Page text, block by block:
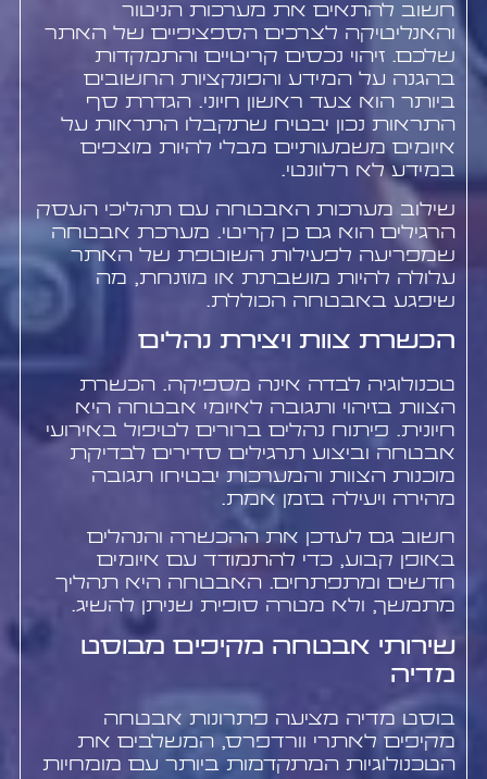
חשוב להתאים את מערכות הניטור
והאנליטיקה לצרכים הספציפיים של האתר
שלכם. זיהוי נכסים קריטיים והתמקדות
בהגנה על המידע והפונקציות החשובים
ביותר הוא צעד ראשון חיוני. הגדרת סף
התראות נכון יבטיח שתקבלו התראות על
איומים משמעותיים מבלי להיות מוצפים
במידע לא רלוונטי.
שילוב מערכות האבטחה עם תהליכי העסק
הרגילים הוא גם כן קריטי. מערכת אבטחה
שמפריעה לפעילות השוטפת של האתר
עלולה להיות מושבתת או מוזנחת, מה
שיפגע באבטחה הכוללת.
הכשרת צוות ויצירת נהלים
טכנולוגיה לבדה אינה מספיקה. הכשרת
הצוות בזיהוי ותגובה לאיומי אבטחה היא
חיונית. פיתוח נהלים ברורים לטיפול באירועי
אבטחה וביצוע תרגילים סדירים לבדיקת
מוכנות הצוות והמערכות יבטיחו תגובה
מהירה ויעילה בזמן אמת.
חשוב גם לעדכן את ההכשרה והנהלים
באופן קבוע, כדי להתמודד עם איומים
חדשים ומתפתחים. האבטחה היא תהליך
מתמשך, ולא מטרה סופית שניתן להשיג.
שירותי אבטחה מקיפים מבוסט
מדיה
בוסט מדיה מציעה פתרונות אבטחה
מקיפים לאתרי וורדפרס, המשלבים את
הטכנולוגיות המתקדמות ביותר עם מומחיות